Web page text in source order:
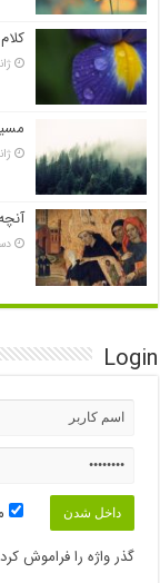
Login
گذر واژه را فراموش